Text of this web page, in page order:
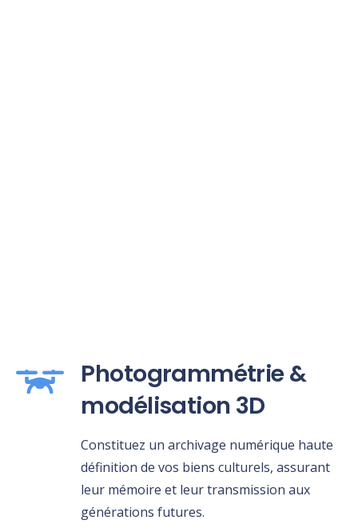
Photogrammétrie &
modélisation 3D
Constituez un archivage numérique haute
définition de vos biens culturels, assurant
leur mémoire et leur transmission aux
générations futures.